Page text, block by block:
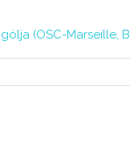
(OSC-Marseille,